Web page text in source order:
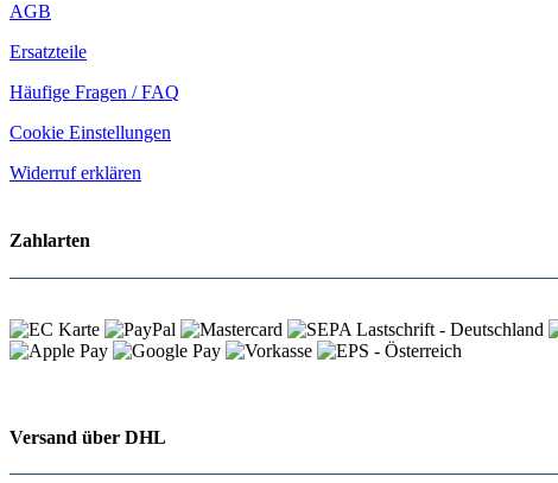
AGB
Ersatzteile
Häufige Fragen / FAQ
Cookie Einstellungen
Widerruf erklären
Zahlarten
Versand über DHL